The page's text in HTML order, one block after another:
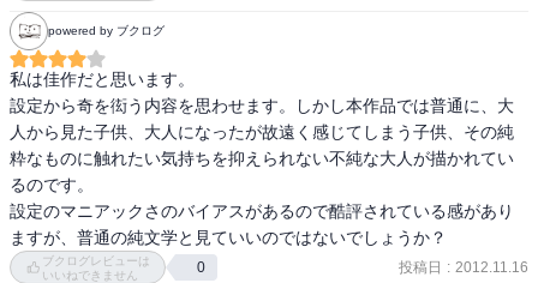
併録されてるとは、『馬小屋の乙女』『新宿ヨドバシカメラ』『20
世紀』。
『馬小屋～』と『新宿～』はね～、イマイチ。ちょっとシモネタ系
の短編。
読み終わった後「ん～～。オッケーーー。（単調に言う）」って言
いたくなるほど、あ。っそうなの。
って感じの小説。
『20世紀』はね、著者が小説の舞台にもなった神町（じんまち）の
取材に訪れたときの紀行エッセイ。
こっちの方が面白かったよ。
powered by ブクログ
私は佳作だと思います。
設定から奇を衒う内容を思わせます。しかし本作品では普通に、大
人から見た子供、大人になったが故遠く感じてしまう子供、その純
粋なものに触れたい気持ちを抑えられない不純な大人が描かれてい
るのです。
設定のマニアックさのバイアスがあるので酷評されている感があり
ますが、普通の純文学と見ていいのではないでしょうか？
ブクログレビューは
いいねできません
0 投稿日 : 2012.11.16